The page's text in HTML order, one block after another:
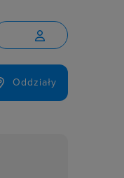

Oddziały